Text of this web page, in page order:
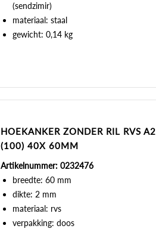
(sendzimir)
materiaal: staal
gewicht: 0,14 kg
HOEKANKER ZONDER RIL RVS A2
(100) 40X 60MM
Artikelnummer: 0232476
breedte: 60 mm
dikte: 2 mm
materiaal: rvs
verpakking: doos